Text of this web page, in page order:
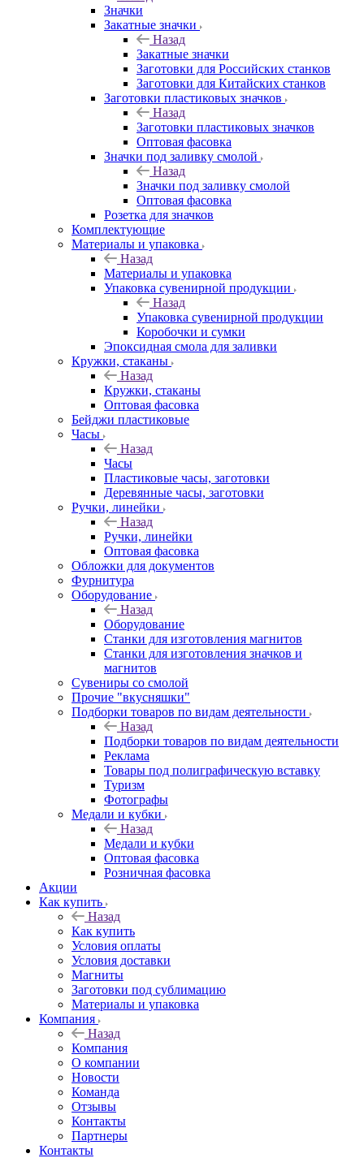
Значки
Закатные значки
Назад
Закатные значки
Заготовки для Российских станков
Заготовки для Китайских станков
Заготовки пластиковых значков
Назад
Заготовки пластиковых значков
Оптовая фасовка
Значки под заливку смолой
Назад
Значки под заливку смолой
Оптовая фасовка
Розетка для значков
Комплектующие
Материалы и упаковка
Назад
Материалы и упаковка
Упаковка сувенирной продукции
Назад
Упаковка сувенирной продукции
Коробочки и сумки
Эпоксидная смола для заливки
Кружки, стаканы
Назад
Кружки, стаканы
Оптовая фасовка
Бейджи пластиковые
Часы
Назад
Часы
Пластиковые часы, заготовки
Деревянные часы, заготовки
Ручки, линейки
Назад
Ручки, линейки
Оптовая фасовка
Обложки для документов
Фурнитура
Оборудование
Назад
Оборудование
Станки для изготовления магнитов
Станки для изготовления значков и
магнитов
Сувениры со смолой
Прочие "вкусняшки"
Подборки товаров по видам деятельности
Назад
Подборки товаров по видам деятельности
Реклама
Товары под полиграфическую вставку
Туризм
Фотографы
Медали и кубки
Назад
Медали и кубки
Оптовая фасовка
Розничная фасовка
Акции
Как купить
Назад
Как купить
Условия оплаты
Условия доставки
Магниты
Заготовки под сублимацию
Материалы и упаковка
Компания
Назад
Компания
О компании
Новости
Команда
Отзывы
Контакты
Партнеры
Контакты